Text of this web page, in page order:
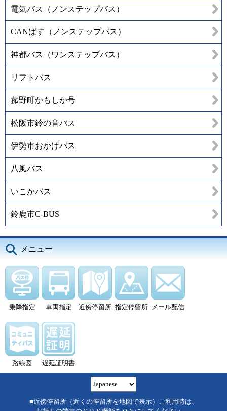
電気バス（ノンステップバス）
CANばす（ノンステップバス）
神都バス（ワンステップバス）
リフトバス
菰野町かもしか号
松阪市鈴の音バス
伊勢市おかげバス
八風バス
いこかバス
鈴鹿市C-BUS
メニュー
乗降指定 車両指定 近傍停留所 指定停留所 メール配信
路線図 遅延証明書
■近傍停留所（近くの停留所を地図で表示）ご利用時は、